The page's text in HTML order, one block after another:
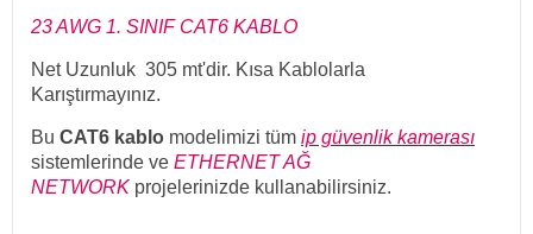
23 AWG 1. SINIF CAT6 KABLO
Net Uzunluk 305 mt'dir. Kısa Kablolarla
Karıştırmayınız.
Bu CAT6 kablo modelimizi tüm ip güvenlik kamerası
sistemlerinde ve ETHERNET AĞ
NETWORK projelerinizde kullanabilirsiniz.